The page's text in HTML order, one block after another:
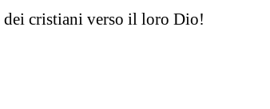
dei cristiani verso il loro Dio!